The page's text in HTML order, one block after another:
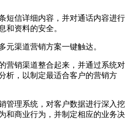
短信详细内容，并对通话内容进行
和资料的安全。
元渠道营销方案一键触达。
营销渠道整合起来，并通过系统对
析，以制定最适合客户的营销方
管理系统，对客户数据进行深入挖
和商业行为，并制定相应的业务决